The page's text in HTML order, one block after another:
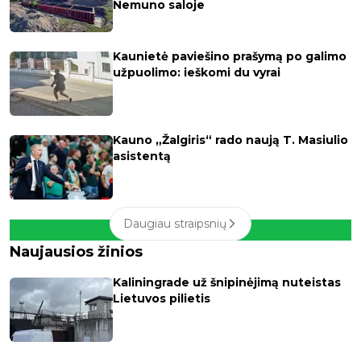
Nemuno saloje
Kaunietė paviešino prašymą po galimo
užpuolimo: ieškomi du vyrai
Kauno „Žalgiris“ rado naują T. Masiulio
asistentą
Daugiau straipsnių
Naujausios žinios
Kaliningrade už šnipinėjimą nuteistas
Lietuvos pilietis